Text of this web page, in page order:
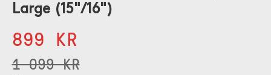
Large (15"/16")
899 KR
1 099 KR